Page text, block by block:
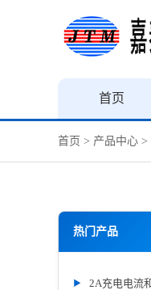
首页
首页 > 产品中心 >
热门产品
2A充电电流